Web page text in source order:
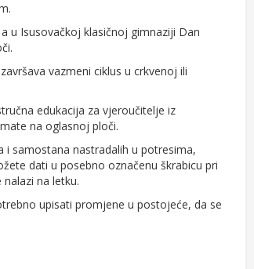
u Isusovačkoj klasičnoj gimnaziji Dan
vazmeni ciklus u crkvenoj ili
edukacija za vjeroučitelje iz
na oglasnoj ploči.
i samostana nastradalih u potresima,
dati u posebno označenu škrabicu pri
na letku.
upisati promjene u postojeće, da se